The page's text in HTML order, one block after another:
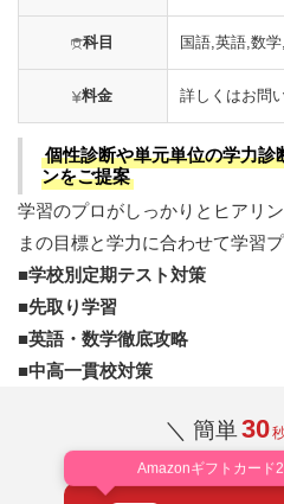
科目 国語,英語,数
料金 詳しくはお問
個性診断や単元単位の学力
ンをご提案
学習のプロがしっかりとヒアリ
まの目標と学力に合わせて学習
■学校別定期テスト対策
■先取り学習
■英語・数学徹底攻略
■中高一貫校対策
＼ 簡単30
Amazonギフトカード